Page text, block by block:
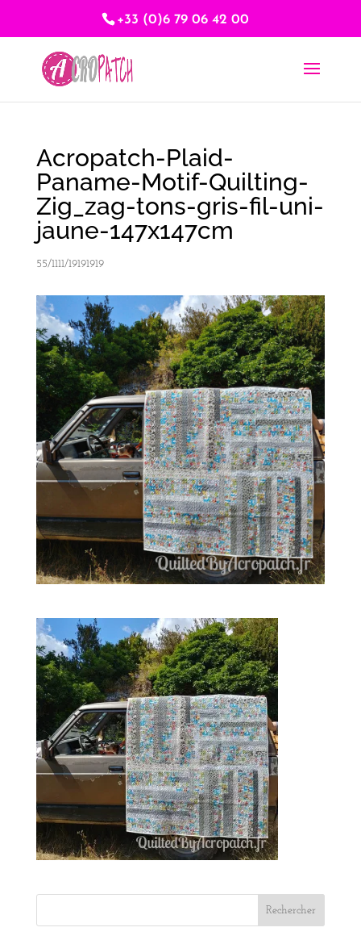
+33 (0)6 79 06 42 00
Acropatch-Plaid-
Paname-Motif-Quilting-
Zig_zag-tons-gris-fil-uni-
jaune-147x147cm
55/1111/19191919